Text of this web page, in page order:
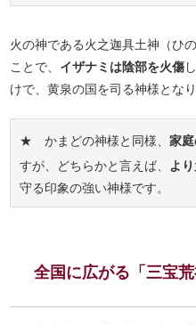
火の神である火之迦具土神（ひ
ことで、 イザナミは陰部を火傷
けで、黄泉の国を司る神様となり
★ かまどの神様と同様、家
すが、どちらかと言えば、 よ
守る印象の強い神様です。
全国に広がる「三宝